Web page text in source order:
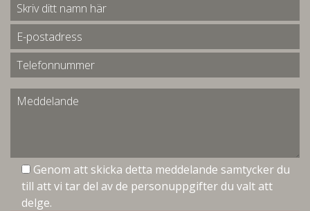
Genom att skicka detta meddelande samtycker du
till att vi tar del av de personuppgifter du valt att
delge.